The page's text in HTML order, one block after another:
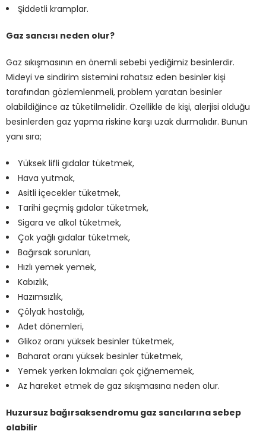
Şiddetli kramplar.
Gaz sancısı neden olur?
Gaz sıkışmasının en önemli sebebi yediğimiz besinlerdir.
Mideyi ve sindirim sistemini rahatsız eden besinler kişi
tarafından gözlemlenmeli, problem yaratan besinler
olabildiğince az tüketilmelidir. Özellikle de kişi, alerjisi olduğu
besinlerden gaz yapma riskine karşı uzak durmalıdır. Bunun
yanı sıra;
Yüksek lifli gıdalar tüketmek,
Hava yutmak,
Asitli içecekler tüketmek,
Tarihi geçmiş gıdalar tüketmek,
Sigara ve alkol tüketmek,
Çok yağlı gıdalar tüketmek,
Bağırsak sorunları,
Hızlı yemek yemek,
Kabızlık,
Hazımsızlık,
Çölyak hastalığı,
Adet dönemleri,
Glikoz oranı yüksek besinler tüketmek,
Baharat oranı yüksek besinler tüketmek,
Yemek yerken lokmaları çok çiğnememek,
Az hareket etmek de gaz sıkışmasına neden olur.
Huzursuz bağırsaksendromu gaz sancılarına sebep
olabilir